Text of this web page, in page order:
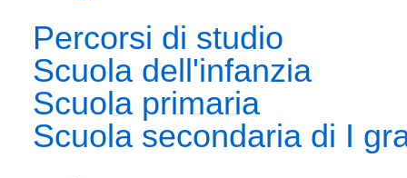
Percorsi di studio
Scuola dell'infanzia
Scuola primaria
Scuola secondaria di I